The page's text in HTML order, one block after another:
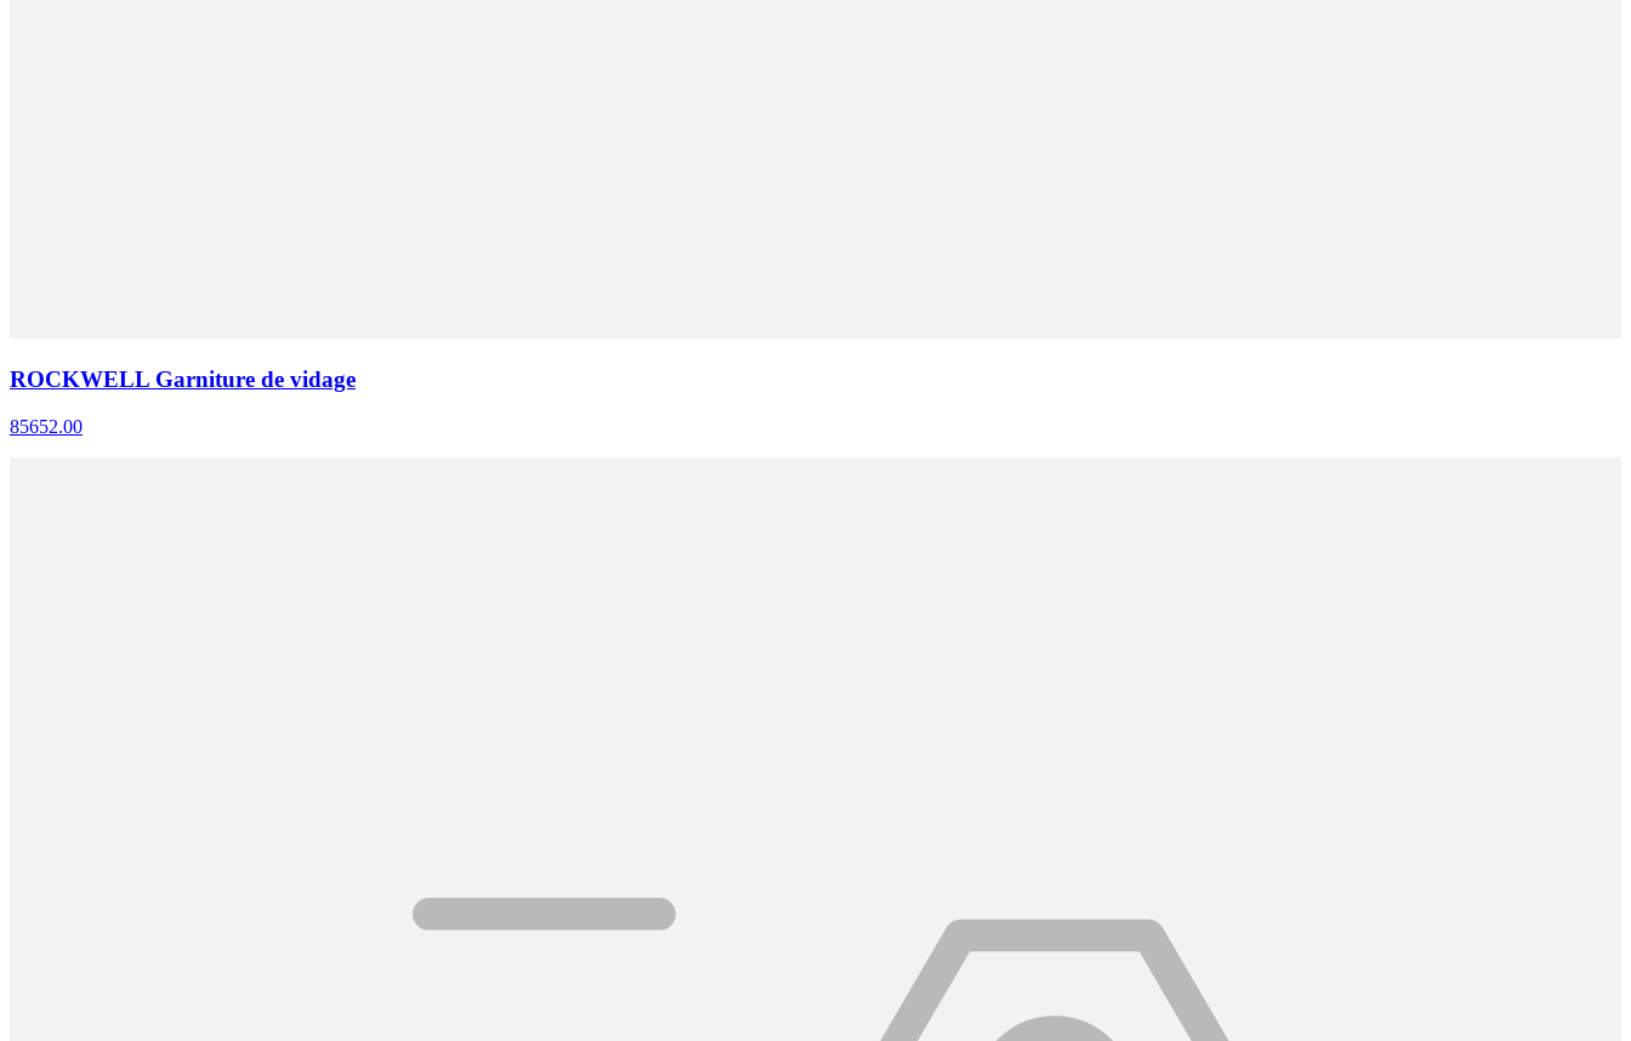
ROCKWELL Garniture de vidage
85652.00